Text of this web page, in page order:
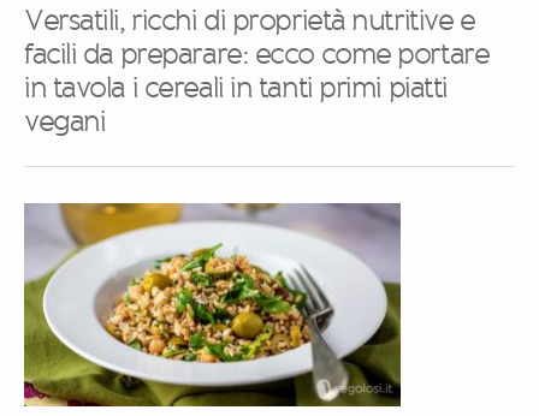
Versatili, ricchi di proprietà nutritive e
facili da preparare: ecco come portare
in tavola i cereali in tanti primi piatti
vegani